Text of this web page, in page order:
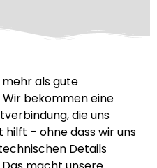
als gute
bekommen eine
die uns
– ohne dass wir uns
Details